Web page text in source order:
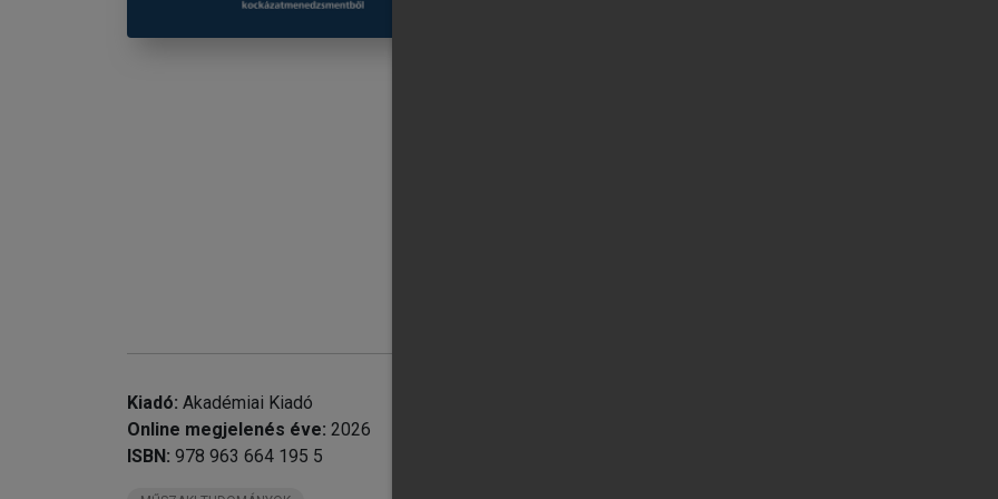
7.4. Ellátási lánc működésének optimalizálása (a SCOR-
Kiadó: Akadémiai Kiadó
Online megjelenés éve: 2026
ISBN: 978 963 664 195 5